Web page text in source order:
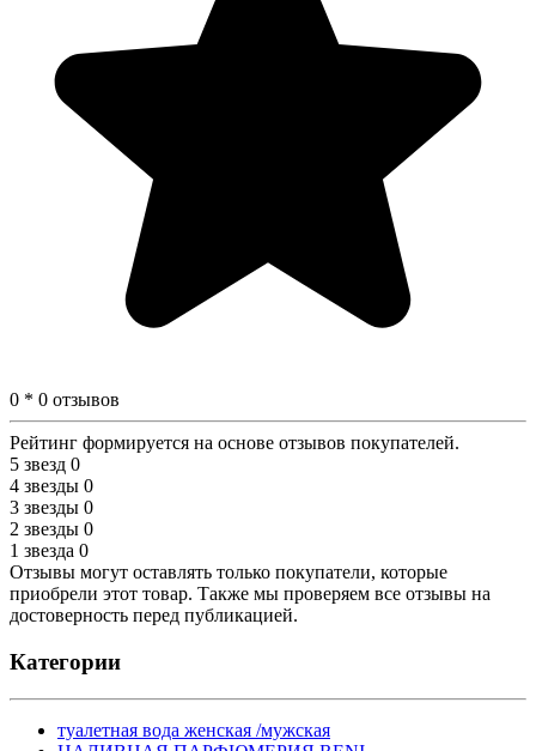
0 * 0 отзывов
Рейтинг формируется на основе отзывов покупателей.
5 звезд 0
4 звезды 0
3 звезды 0
2 звезды 0
1 звезда 0
Отзывы могут оставлять только покупатели, которые
приобрели этот товар. Также мы проверяем все отзывы на
достоверность перед публикацией.
Категории
туалетная вода женская /мужская